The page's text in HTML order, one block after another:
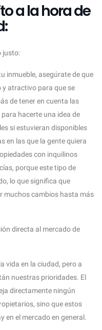
a la hora de
justo:
inmueble, asegúrate de que
y atractivo para que se
de tener en cuenta las
hacerte una idea de
si estuvieran disponibles
en las que la gente quiera
con inquilinos
porque este tipo de
lo que significa que
muchos cambios hasta más
directa al mercado de
vida en la ciudad, pero a
nuestras prioridades. El
directamente ningún
sino que estos
en el mercado en general.